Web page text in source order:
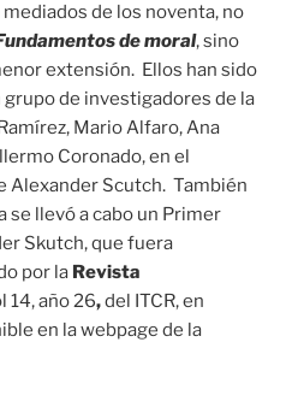
mediados de los noventa, no
de moral, sino
extensión. Ellos han sido
de investigadores de la
Mario Alfaro, Ana
Coronado, en el
Alexander Scutch. También
se llevó a cabo un Primer
Skutch, que fuera
por la Revista
14, año 26,del ITCR, en
en la webpage de la